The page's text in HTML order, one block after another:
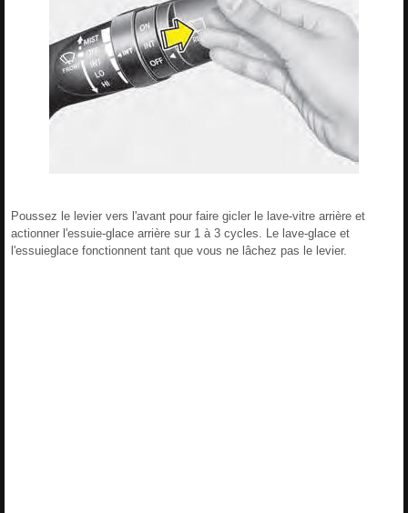
Poussez le levier vers l'avant pour faire gicler le lave-vitre arrière et
actionner l'essuie-glace arrière sur 1 à 3 cycles. Le lave-glace et
l'essuieglace fonctionnent tant que vous ne lâchez pas le levier.